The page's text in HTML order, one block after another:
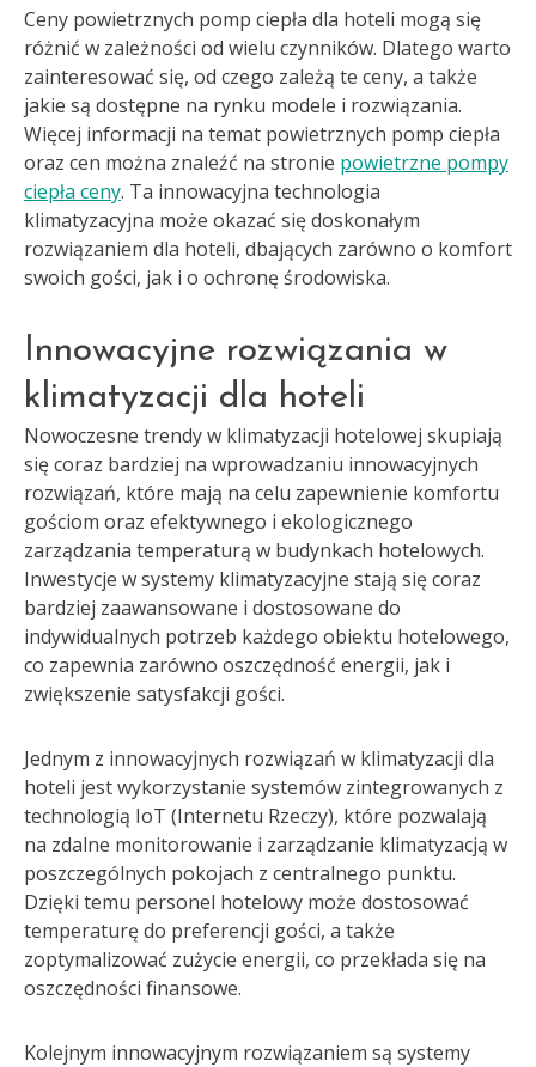
Ceny powietrznych pomp ciepła dla hoteli mogą się
różnić w zależności od wielu czynników. Dlatego warto
zainteresować się, od czego zależą te ceny, a także
jakie są dostępne na rynku modele i rozwiązania.
Więcej informacji na temat powietrznych pomp ciepła
oraz cen można znaleźć na stronie powietrzne pompy
ciepła ceny. Ta innowacyjna technologia
klimatyzacyjna może okazać się doskonałym
rozwiązaniem dla hoteli, dbających zarówno o komfort
swoich gości, jak i o ochronę środowiska.
Innowacyjne rozwiązania w
klimatyzacji dla hoteli
Nowoczesne trendy w klimatyzacji hotelowej skupiają
się coraz bardziej na wprowadzaniu innowacyjnych
rozwiązań, które mają na celu zapewnienie komfortu
gościom oraz efektywnego i ekologicznego
zarządzania temperaturą w budynkach hotelowych.
Inwestycje w systemy klimatyzacyjne stają się coraz
bardziej zaawansowane i dostosowane do
indywidualnych potrzeb każdego obiektu hotelowego,
co zapewnia zarówno oszczędność energii, jak i
zwiększenie satysfakcji gości.
Jednym z innowacyjnych rozwiązań w klimatyzacji dla
hoteli jest wykorzystanie systemów zintegrowanych z
technologią IoT (Internetu Rzeczy), które pozwalają
na zdalne monitorowanie i zarządzanie klimatyzacją w
poszczególnych pokojach z centralnego punktu.
Dzięki temu personel hotelowy może dostosować
temperaturę do preferencji gości, a także
zoptymalizować zużycie energii, co przekłada się na
oszczędności finansowe.
Kolejnym innowacyjnym rozwiązaniem są systemy